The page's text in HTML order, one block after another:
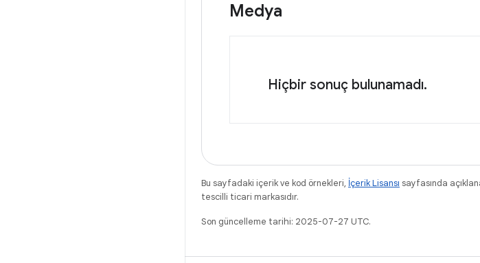
Medya
Hiçbir sonuç bulunamadı.
Bu sayfadaki içerik ve kod örnekleri, İçerik Lisansı sayfasında
tescilli ticari markasıdır.
Son güncelleme tarihi: 2025-07-27 UTC.